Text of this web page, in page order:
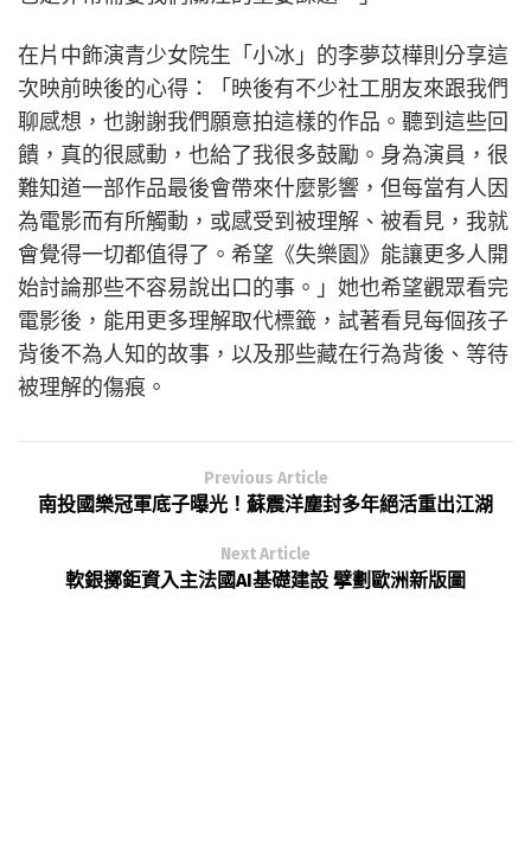
在片中飾演青少女院生「小冰」的李夢苡樺則分享這
次映前映後的心得：「映後有不少社工朋友來跟我們
聊感想，也謝謝我們願意拍這樣的作品。聽到這些回
饋，真的很感動，也給了我很多鼓勵。身為演員，很
難知道一部作品最後會帶來什麼影響，但每當有人因
為電影而有所觸動，或感受到被理解、被看見，我就
會覺得一切都值得了。希望《失樂園》能讓更多人開
始討論那些不容易說出口的事。」她也希望觀眾看完
電影後，能用更多理解取代標籤，試著看見每個孩子
背後不為人知的故事，以及那些藏在行為背後、等待
被理解的傷痕。
Previous Article
南投國樂冠軍底子曝光！蘇震洋塵封多年絕活重出江湖
Next Article
軟銀擲鉅資入主法國AI基礎建設 擘劃歐洲新版圖